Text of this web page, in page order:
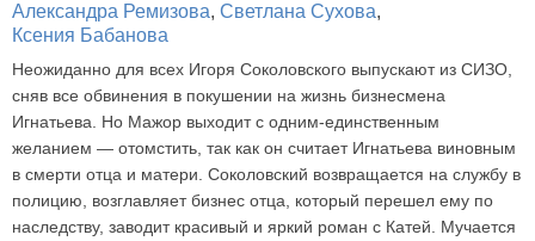
Александра Ремизова, Светлана Сухова,
Ксения Бабанова
Неожиданно для всех Игоря Соколовского выпускают из СИЗО,
сняв все обвинения в покушении на жизнь бизнесмена
Игнатьева. Но Мажор выходит с одним-единственным
желанием — отомстить, так как он считает Игнатьева виновным
в смерти отца и матери. Соколовский возвращается на службу в
полицию, возглавляет бизнес отца, который перешел ему по
наследству, заводит красивый и яркий роман с Катей. Мучается